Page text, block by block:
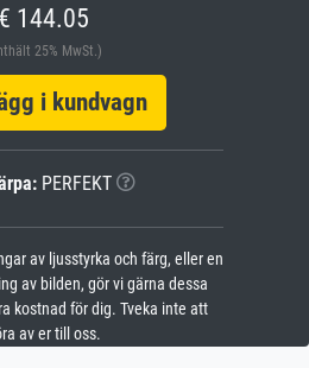
€ 144.05
25% MwSt.)
i kundvagn
PERFEKT
av ljusstyrka och färg, eller en
av bilden, gör vi gärna dessa
kostnad för dig. Tveka inte att
av er till oss.